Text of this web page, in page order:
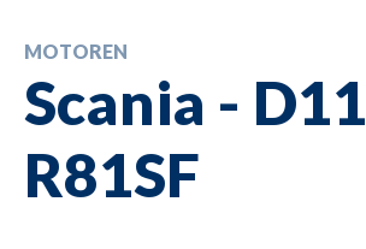
MOTOREN
Scania - D11
R81SF